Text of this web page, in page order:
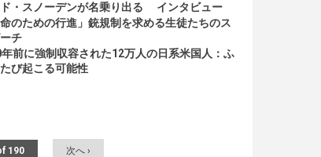
・スノーデンが名乗り出る インタビュー
命のための行進」銃規制を求める生徒たちのス
チ
前に強制収容された12万人の日系米国人：ふ
び起こる可能性
190 次へ ›